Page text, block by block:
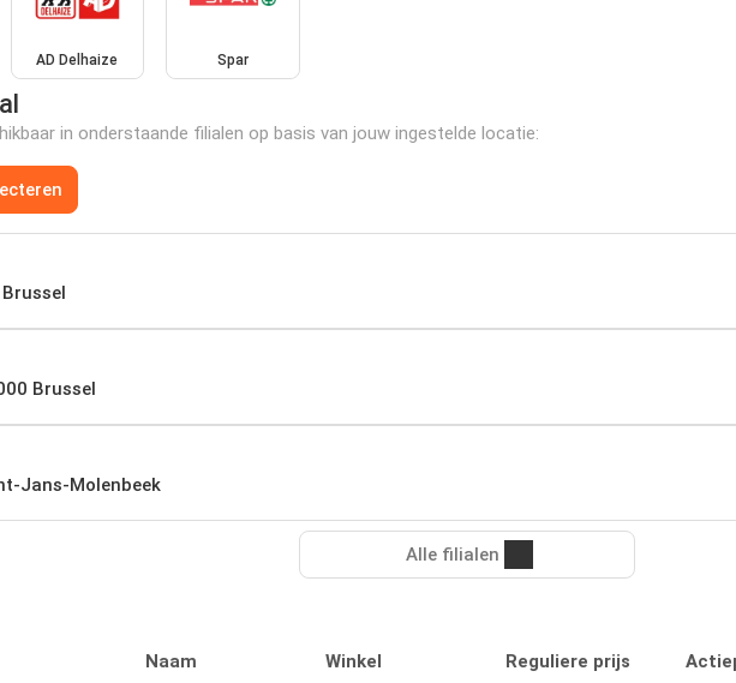
AD Delhaize Spar
in onderstaande filialen op basis van jouw ingestelde locatie:
Brussel
Jans-Molenbeek
Alle filialen
Naam Winkel Reguliere prijs